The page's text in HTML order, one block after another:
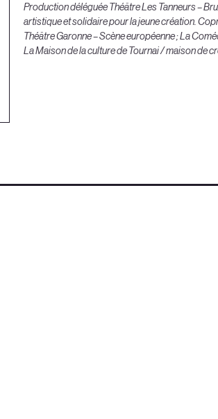
Production déléguée Théâtre Les Tanneurs –
artistique et solidaire pour la jeune création.
Théâtre Garonne – Scène européenne ; La
La Maison de la culture de Tournai / maison de